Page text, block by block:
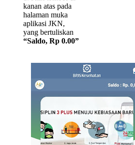
kanan atas pada
halaman muka
aplikasi JKN,
yang bertuliskan
“Saldo, Rp 0.00”